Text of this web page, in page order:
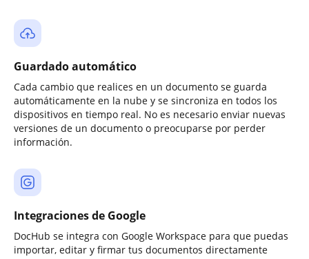
Guardado automático
Cada cambio que realices en un documento se guarda
automáticamente en la nube y se sincroniza en todos los
dispositivos en tiempo real. No es necesario enviar nuevas
versiones de un documento o preocuparse por perder
información.
Integraciones de Google
DocHub se integra con Google Workspace para que puedas
importar, editar y firmar tus documentos directamente